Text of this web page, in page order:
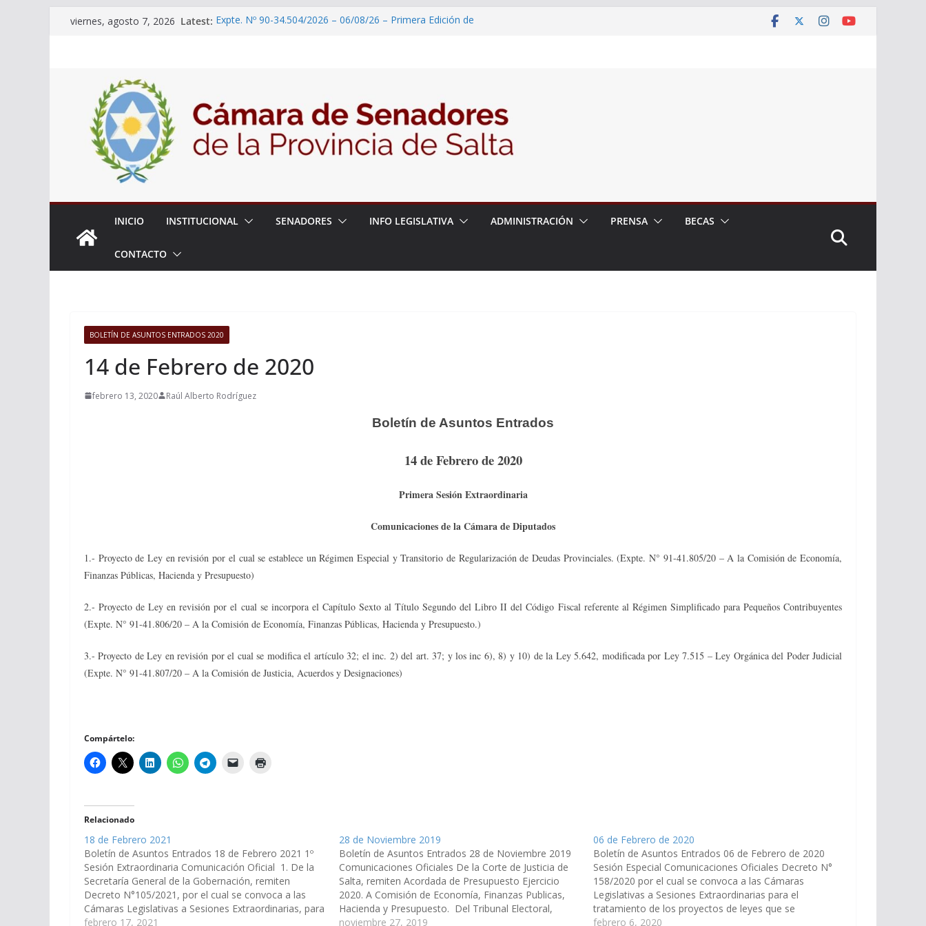
Skipviernes, agosto 7, 2026 Latest: Expte. Nº 90-34.504/2026 – 06/08/26 – Primera Edición de
Roque
Expte. Nº 90-34.516/2026 – 06/08/26 – Créase el Ente Salteño
de Protección y Control Vegetal
18° Sesión Ordinaria – 6 de agosto
INICIO INSTITUCIONAL SENADORES INFO LEGISLATIVA ADMINISTRACIÓN PRENSA BECAS
CONTACTO
BOLETÍN DE ASUNTOS ENTRADOS 2020
14 de Febrero de 2020
febrero 13, 2020 Raúl Alberto Rodríguez
Boletín de Asuntos Entrados
14 de Febrero de 2020
Primera Sesión Extraordinaria
Comunicaciones de la Cámara de Diputados
1.- Proyecto de Ley en revisión por el cual se establece un Régimen Especial y Transitorio de Regularización de Deudas Provinciales. (Expte. N° 91-41.805/20 – A la Comisión de Economía,
Finanzas Públicas, Hacienda y Presupuesto)
2.- Proyecto de Ley en revisión por el cual se incorpora el Capítulo Sexto al Título Segundo del Libro II del Código Fiscal referente al Régimen Simplificado para Pequeños Contribuyentes
(Expte. N° 91-41.806/20 – A la Comisión de Economía, Finanzas Públicas, Hacienda y Presupuesto.)
3.- Proyecto de Ley en revisión por el cual se modifica el artículo 32; el inc. 2) del art. 37; y los inc 6), 8) y 10) de la Ley 5.642, modificada por Ley 7.515 – Ley Orgánica del Poder Judicial
(Expte. N° 91-41.807/20 – A la Comisión de Justicia, Acuerdos y Designaciones)
Compártelo:
Relacionado
18 de Febrero 2021
Boletín de Asuntos Entrados 18 de Febrero 2021 1º
Sesión Extraordinaria Comunicación Oficial 1. De la
Secretaría General de la Gobernación, remiten
Decreto N°105/2021, por el cual se convoca a las
Cámaras Legislativas a Sesiones Extraordinarias, para
el tratamiento del Proyecto de Ley, mediante el cual
febrero 17, 2021
28 de Noviembre 2019
Boletín de Asuntos Entrados 28 de Noviembre 2019
Comunicaciones Oficiales De la Corte de Justicia de
Salta, remiten Acordada de Presupuesto Ejercicio
2020. A Comisión de Economía, Finanzas Publicas,
Hacienda y Presupuesto. Del Tribunal Electoral,
remiten Acta Nº 7934 de fecha 20 de noviembre -
noviembre 27, 2019
06 de Febrero de 2020
Boletín de Asuntos Entrados 06 de Febrero de 2020
Sesión Especial Comunicaciones Oficiales Decreto N°
158/2020 por el cual se convoca a las Cámaras
Legislativas a Sesiones Extraordinarias para el
tratamiento de los proyectos de leyes que se
consignan en los Anexos I, II y III, bajo las
febrero 6, 2020